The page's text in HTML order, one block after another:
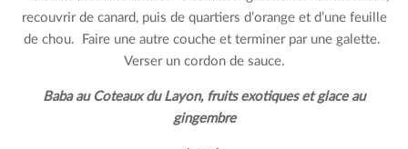
recouvrir de canard, puis de quartiers d’orange et d’une feuille
de chou. Faire une autre couche et terminer par une galette.
Verser un cordon de sauce.
Baba au Coteaux du Layon, fruits exotiques et glace au
gingembre